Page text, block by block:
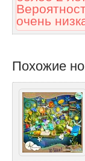
очень
Похожие